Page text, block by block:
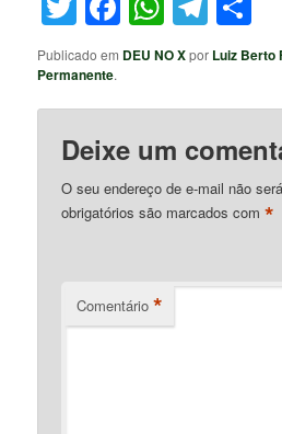
Publicado em DEU NO Xpor Luiz Berto
Permanente.
Deixe um
O seu endereço de e-mail não
obrigatórios são marcados com*
Comentário *